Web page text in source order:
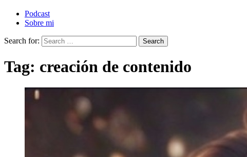
Podcast
Sobre mi
Search for:
Tag: creación de contenido